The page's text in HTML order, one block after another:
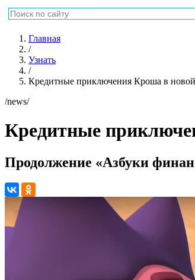
Главная
/
Узнать
/
Кредитные приключения Кроша в
/news/
Кредитные
Продолжение «Азбуки